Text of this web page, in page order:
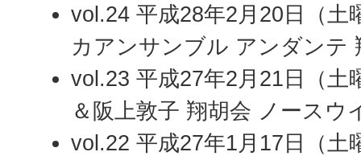
vol.24 平成28年2月20日（土
カアンサンブル アンダンテ
vol.23 平成27年2月21日（土
＆阪上敦子 翔胡会 ノースウ
vol.22 平成27年1月17日（土